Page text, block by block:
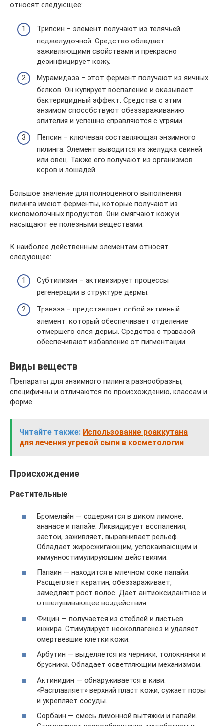
относят следующее:
Трипсин – элемент получают из телячьей
поджелудочной. Средство обладает
заживляющими свойствами и прекрасно
дезинфицирует кожу.
Мурамидаза – этот фермент получают из яичных
белков. Он купирует воспаление и оказывает
бактерицидный эффект. Средства с этим
энзимом способствуют обеззараживанию
эпителия и успешно справляются с угрями.
Пепсин – ключевая составляющая энзимного
пилинга. Элемент выводится из желудка свиней
или овец. Также его получают из организмов
коров и лошадей.
Большое значение для полноценного выполнения
пилинга имеют ферменты, которые получают из
кисломолочных продуктов. Они смягчают кожу и
насыщают ее полезными веществами.
К наиболее действенным элементам относят
следующее:
Субтилизин – активизирует процессы
регенерации в структуре дермы.
Траваза – представляет собой активный
элемент, который обеспечивает отделение
отмершего слоя дермы. Средства с травазой
обеспечивают избавление от пигментации.
Виды веществ
Препараты для энзимного пилинга разнообразны,
специфичны и отличаются по происхождению, классам и
форме.
Читайте также: Использование роаккутана
для лечения угревой сыпи в косметологии
Происхождение
Растительные
Бромелайн — содержится в диком лимоне,
ананасе и папайе. Ликвидирует воспаления,
застои, заживляет, выравнивает рельеф.
Обладает жиросжигающим, успокаивающим и
иммунностимулирующим действиями.
Папаин — находится в млечном соке папайи.
Расщепляет кератин, обеззараживает,
замедляет рост волос. Даёт антиоксидантное и
отшелушивающее воздействия.
Фицин — получается из стеблей и листьев
инжира. Стимулирует неоколлагенез и удаляет
омертвевшие клетки кожи.
Арбутин — выделяется из черники, толокнянки и
брусники. Обладает осветляющим механизмом.
Актинидин — обнаруживается в киви.
«Расплавляет» верхний пласт кожи, сужает поры
и укрепляет сосуды.
Сорбаин — смесь лимонной вытяжки и папайи.